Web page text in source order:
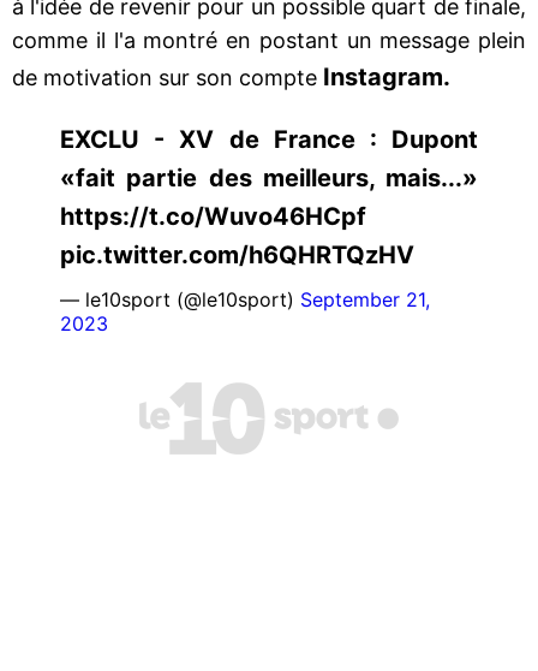
à l'idée de revenir pour un possible quart de finale,
comme il l'a montré en postant un message plein
de motivation sur son compte Instagram.
EXCLU - XV de France : Dupont
«fait partie des meilleurs, mais...»
https://t.co/Wuvo46HCpf
pic.twitter.com/h6QHRTQzHV
— le10sport (@le10sport) September 21,
2023